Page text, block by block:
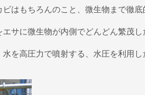
はもちろんのこと、微生物まで徹底
サに微生物が内側でどんどん繁茂
を高圧力で噴射する、水圧を利用し